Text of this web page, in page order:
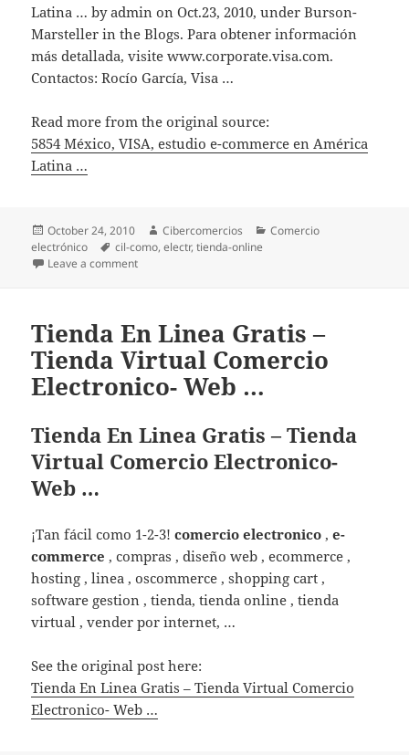
Latina … by admin on Oct.23, 2010, under Burson-
Marsteller in the Blogs. Para obtener información
más detallada, visite www.corporate.visa.com.
Contactos: Rocío García, Visa …
Read more from the original source:
5854 México, VISA, estudio e-commerce en América
Latina …
Posted
on
October 24, 2010 Author
Cibercomercios Categories
Comercio
electrónico
Tags
cil-como,electr,tienda-online
Leave a comment
Tienda En Linea Gratis –
Tienda Virtual Comercio
Electronico- Web …
Tienda En Linea Gratis – Tienda
Virtual Comercio Electronico-
Web …
¡Tan fácil como 1-2-3!comercio electronico ,e-
commerce , compras , diseño web , ecommerce ,
hosting , linea , oscommerce , shopping cart ,
software gestion , tienda, tienda online , tienda
virtual , vender por internet, …
See the original post here:
Tienda En Linea Gratis – Tienda Virtual Comercio
Electronico- Web …